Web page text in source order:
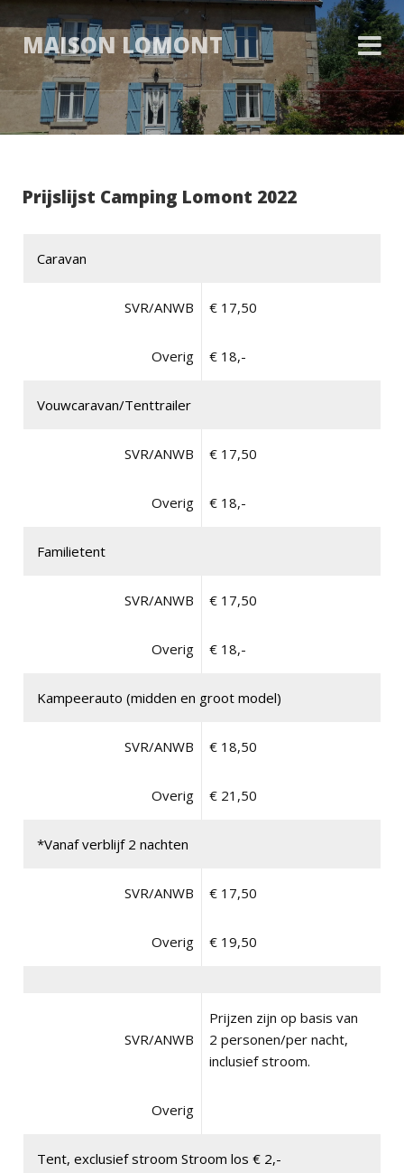
MAISON LOMONT
Prijslijst Camping Lomont 2022
Caravan
SVR/ANWB € 17,50
Overig € 18,-
Vouwcaravan/Tenttrailer
SVR/ANWB € 17,50
Overig € 18,-
Familietent
SVR/ANWB € 17,50
Overig € 18,-
Kampeerauto (midden en groot model)
SVR/ANWB € 18,50
Overig € 21,50
*Vanaf verblijf 2 nachten
SVR/ANWB € 17,50
Overig € 19,50
SVR/ANWB
Prijzen zijn op basis van
2 personen/per nacht,
inclusief stroom.
Overig
Tent, exclusief stroom Stroom los € 2,-